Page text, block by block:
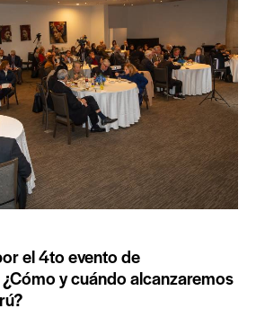
el 4to evento de
y cuándo alcanzaremos